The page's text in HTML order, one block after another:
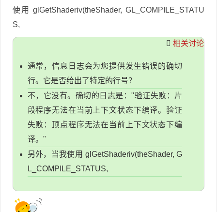
使用 glGetShaderiv(theShader, GL_COMPILE_STATU
S,
相关讨论
通常，信息日志会为您提供发生错误的确切
行。它是否给出了特定的行号？
不，它没有。确切的日志是："验证失败：片
段程序无法在当前上下文状态下编译。验证
失败：顶点程序无法在当前上下文状态下编
译。"
另外，当我使用 glGetShaderiv(theShader, G
L_COMPILE_STATUS,